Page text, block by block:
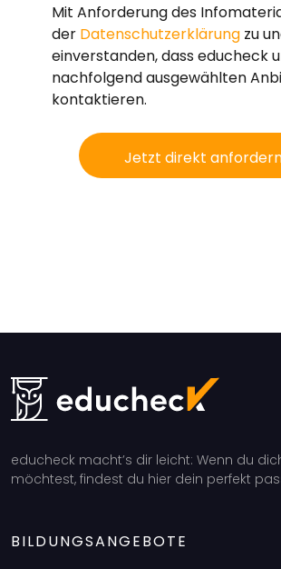
Mit Anforderung des
der Datenschutzerklärung zu
einverstanden, dass educheck
nachfolgend ausgewählten
kontaktieren.
Jetzt direkt
educheck macht’s dir leicht: Wenn du
möchtest, findest du hier dein perfekt
BILDUNGSANGEBOTE